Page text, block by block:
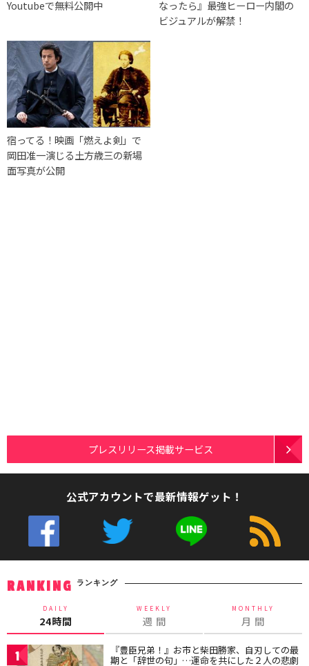
Youtubeで無料公開中
なったら』最強ヒーロー内閣の
ビジュアルが解禁！
宿ってる！映画「燃えよ剣」で
岡田准一演じる土方歳三の新場
面写真が公開
プレスリリース掲載サービス
公式アカウントで最新情報ゲット！
RANKING ランキング
DAILY
24時間
WEEKLY
週 間
MONTHLY
月 間
1 『豊臣兄弟！』お市と柴田勝家、自刃しての最
期と「辞世の句」…運命を共にした２人の悲劇